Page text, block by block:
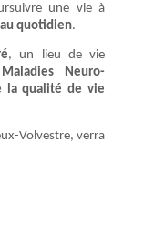
une vie à
quotidien.
, un lieu de vie
Neuro-
la qualité de vie
Volvestre, verra